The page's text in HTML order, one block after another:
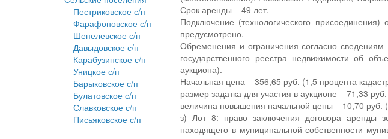
Пестриковское с/п
Фарафоновское с/п
Шепелевское с/п
Давыдовское с/п
Карабузинское с/п
Уницкое с/п
Барыковское с/п
Булатовское с/п
Славковское с/п
Письяковское с/п
Срок аренды – 49 лет.
Подключение (технологического присоединения)
предусмотрено.
Обременения и ограничения согласно сведениям
государственного реестра недвижимости об
аукциона).
Начальная цена – 356,65 руб. (1,5 процента
размер задатка для участия в аукционе – 71,33
величина повышения начальной цены – 10,70 руб.
з) Лот 8: право заключения договора аренды
находящего в муниципальной собственности